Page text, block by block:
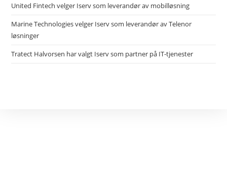
United Fintech velger Iserv som leverandør av mobilløsning
Marine Technologies velger Iserv som leverandør av Telenor
løsninger
Tratect Halvorsen har valgt Iserv som partner på IT-tjenester